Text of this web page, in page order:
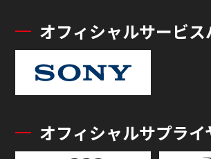
オフィシャルサービス
オフィシャルサプライ